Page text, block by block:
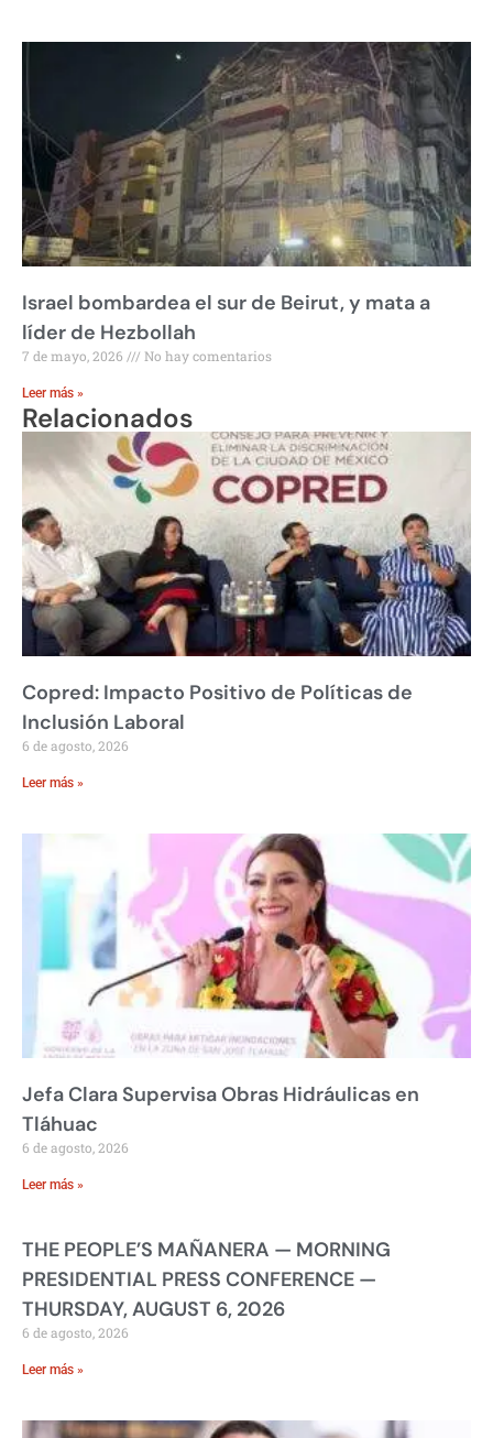
Israel bombardea el sur de Beirut, y mata a
líder de Hezbollah
7 de mayo, 2026 No hay comentarios
Leer más »
Relacionados
Copred: Impacto Positivo de Políticas de
Inclusión Laboral
6 de agosto, 2026
Leer más »
Jefa Clara Supervisa Obras Hidráulicas en
Tláhuac
6 de agosto, 2026
Leer más »
THE PEOPLE’S MAÑANERA — MORNING
PRESIDENTIAL PRESS CONFERENCE —
THURSDAY, AUGUST 6, 2026
6 de agosto, 2026
Leer más »